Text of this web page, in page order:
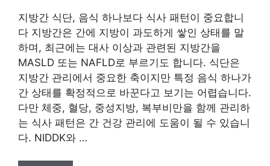
지방간 식단, 음식 하나보다 식사 패턴이 중요합니
다 지방간은 간에 지방이 과도하게 쌓인 상태를 말
하며, 최근에는 대사 이상과 관련된 지방간을
MASLD 또는 NAFLD로 부르기도 합니다. 식단은
지방간 관리에서 중요한 축이지만 특정 음식 하나가
간 상태를 확정적으로 바꾼다고 보기는 어렵습니다.
다만 체중, 혈당, 중성지방, 복부비만을 함께 관리하
는 식사 패턴은 간 건강 관리에 도움이 될 수 있습니
다. NIDDK와 …